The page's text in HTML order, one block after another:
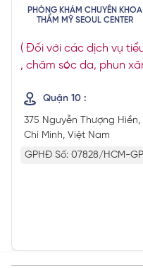
PHÒNG KHÁM CHUYÊN KHOA
THẨM MỸ SEOUL CENTER
( Đối với các dịch vụ
, chăm sóc da, phun
Quận 10 :
375 Nguyễn Thượng
Chí Minh, Việt Nam
GPHĐ Số: 07828/HCM-